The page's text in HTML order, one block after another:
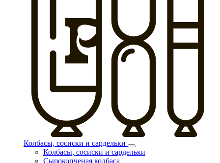
Колбасы, сосиски и сардельки
Колбасы, сосиски и сардельки
Сырокопченая колбаса